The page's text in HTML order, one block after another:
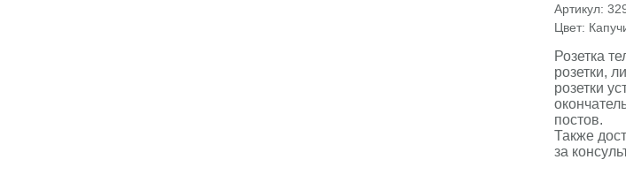
Артикул:
Цвет:
Розетка
розетки,
розетки
постов.
Также
за